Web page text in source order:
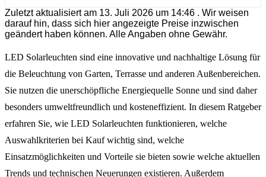
Zuletzt aktualisiert am 13. Juli 2026 um 14:46 . Wir weisen
darauf hin, dass sich hier angezeigte Preise inzwischen
geändert haben können. Alle Angaben ohne Gewähr.
LED Solarleuchten sind eine innovative und nachhaltige Lösung für
die Beleuchtung von Garten, Terrasse und anderen Außenbereichen.
Sie nutzen die unerschöpfliche Energiequelle Sonne und sind daher
besonders umweltfreundlich und kosteneffizient. In diesem Ratgeber
erfahren Sie, wie LED Solarleuchten funktionieren, welche
Auswahlkriterien bei Kauf wichtig sind, welche
Einsatzmöglichkeiten und Vorteile sie bieten sowie welche aktuellen
Trends und technischen Neuerungen existieren. Außerdem